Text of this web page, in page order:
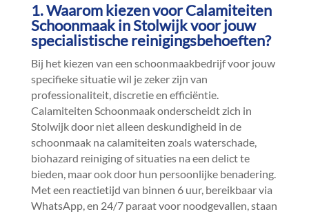
1.​ Waarom kiezen voor Calamiteiten
Schoonmaak in Stolwijk voor jouw
specialistische reinigingsbehoeften?
Bij het kiezen van een schoonmaakbedrijf voor jouw
specifieke situatie wil je zeker zijn van
professionaliteit, discretie en efficiëntie.​
Calamiteiten Schoonmaak onderscheidt zich in
Stolwijk door niet alleen deskundigheid in de
schoonmaak na calamiteiten zoals waterschade,
biohazard reiniging of situaties na een delict te
bieden, maar ook door hun persoonlijke benadering.​
Met een reactietijd van binnen 6 uur, bereikbaar via
WhatsApp, en 24/7 paraat voor noodgevallen, staan